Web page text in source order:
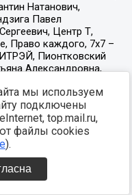
мы используем
подключены
top.mail.ru,
файлы cookies
).